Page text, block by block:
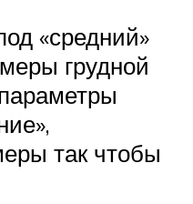
«средний»
грудной
так чтобы